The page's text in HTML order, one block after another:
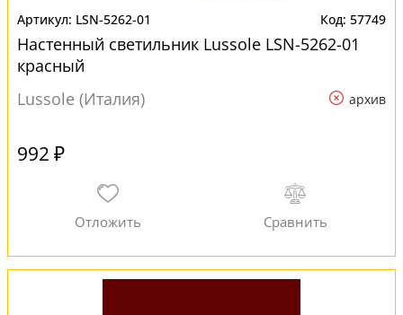
LSN-5262-01 57749
Настенный светильник Lussole LSN-5262-01
красный
Lussole (Италия)
архив
992 ₽